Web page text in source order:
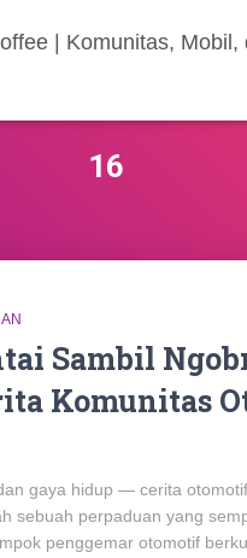
| Komunitas, Mobil,
16
Sambil
Komunitas
gaya hidup — cerita
sebuah perpaduan yang
penggemar otomotif